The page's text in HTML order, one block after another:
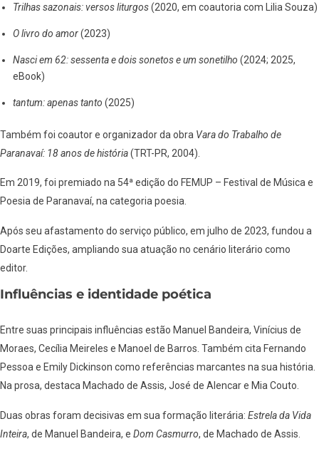
Trilhas sazonais: versos liturgos(2020, em coautoria com Lilia Souza)
O livro do amor(2023)
Nasci em 62: sessenta e dois sonetos e um sonetilho (2024; 2025,
eBook)
tantum: apenas tanto (2025)
Também foi coautor e organizador da obra Vara do Trabalho de
Paranavaí: 18 anos de história(TRT-PR, 2004).
Em 2019, foi premiado na 54ª edição do FEMUP – Festival de Música e
Poesia de Paranavaí, na categoria poesia.
Após seu afastamento do serviço público, em julho de 2023, fundou a
Doarte Edições, ampliando sua atuação no cenário literário como
editor.
Influências e identidade poética
Entre suas principais influências estão Manuel Bandeira, Vinícius de
Moraes, Cecília Meireles e Manoel de Barros. Também cita Fernando
Pessoa e Emily Dickinson como referências marcantes na sua história.
Na prosa, destaca Machado de Assis, José de Alencar e Mia Couto.
Duas obras foram decisivas em sua formação literária: Estrela da Vida
Inteira, de Manuel Bandeira, e Dom Casmurro, de Machado de Assis.